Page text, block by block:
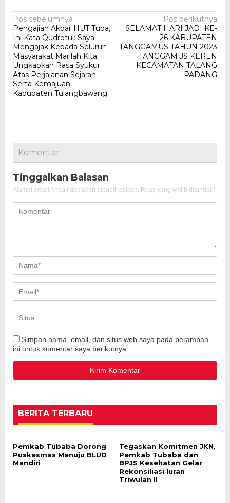
Navigasi
pos
Pos sebelumnya
Pengajian Akbar HUT Tuba,
Ini Kata Qudrotul: Saya
Mengajak Kepada Seluruh
Masyarakat Marilah Kita
Ungkapkan Rasa Syukur
Atas Perjalanan Sejarah
Serta Kemajuan
Kabupaten Tulangbawang
Pos berikutnya
SELAMAT HARI JADI KE-
26 KABUPATEN
TANGGAMUS TAHUN 2023
TANGGAMUS KEREN
KECAMATAN TALANG
PADANG
Komentar
Tinggalkan Balasan
Alamat email Anda tidak akan dipublikasikan. Ruas yang wajib ditandai *
Simpan nama, email, dan situs web saya pada peramban
ini untuk komentar saya berikutnya.
BERITA TERBARU
Pemkab Tubaba Dorong
Puskesmas Menuju BLUD
Mandiri
Tegaskan Komitmen JKN,
Pemkab Tubaba dan
BPJS Kesehatan Gelar
Rekonsiliasi Iuran
Triwulan II